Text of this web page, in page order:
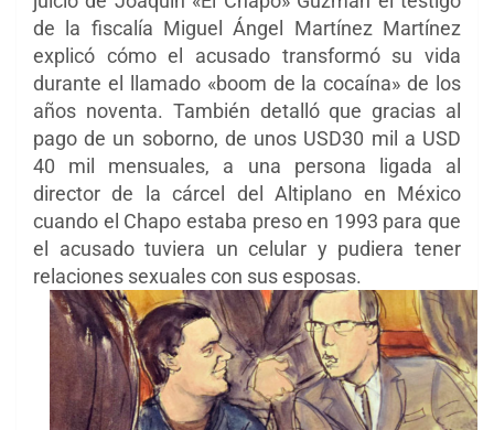
de la fiscalía Miguel Ángel Martínez Martínez
explicó cómo el acusado transformó su vida
durante el llamado «boom de la cocaína» de los
años noventa. También detalló que gracias al
pago de un soborno, de unos USD30 mil a USD
40 mil mensuales, a una persona ligada al
director de la cárcel del Altiplano en México
cuando el Chapo estaba preso en 1993 para que
el acusado tuviera un celular y pudiera tener
relaciones sexuales con sus esposas.